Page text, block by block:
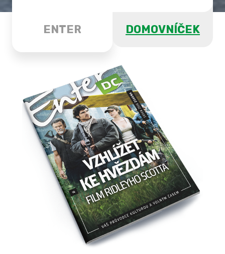
ENTER DOMOVNÍČEK